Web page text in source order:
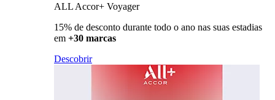
ALL Accor+ Voyager
15% de desconto durante todo o ano nas suas estadias
em +30 marcas
Descobrir